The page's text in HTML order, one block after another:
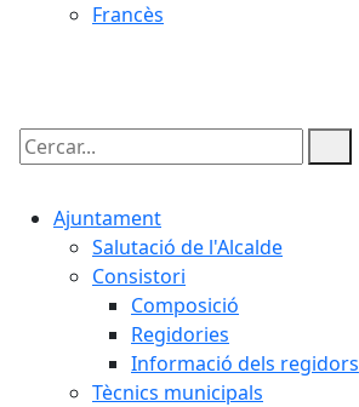
Francès
Cercar:
Ajuntament
Salutació de l'Alcalde
Consistori
Composició
Regidories
Informació dels regidors
Tècnics municipals